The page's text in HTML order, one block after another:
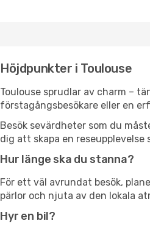
Höjdpunkter i Toulouse
Toulouse sprudlar av charm –
förstagångsbesökare eller en
Besök sevärdheter som du
dig att skapa en
Hur länge ska du stanna?
För ett väl avrundat besök,
pärlor och njuta av den lokala
Hyr en bil?